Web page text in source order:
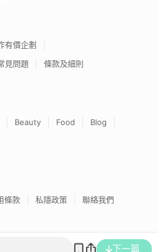
下一篇
有價企劃
見問題 條款及細則
Beauty Food
Blog
條款 私隱政策 聯絡我們